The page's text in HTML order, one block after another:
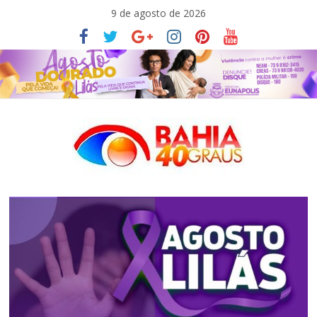
conteúdo
9 de agosto de 2026
Bahia40graus
Notícias
de
política,
meio